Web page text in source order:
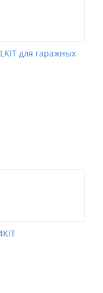
для гаражных